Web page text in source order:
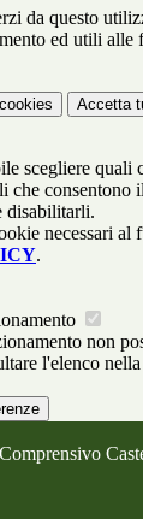
da questo
ed utili alle
Accetta
scegliere quali
che consentono
disabilitarli.
necessari al
.
non
l'elenco